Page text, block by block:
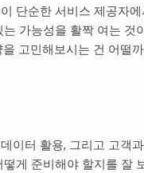
단순한 서비스 제공자
가능성을 활짝 여는
고민해보시는 건 어떨
이터 활용, 그리고 고객
게 준비해야 할지를 잘